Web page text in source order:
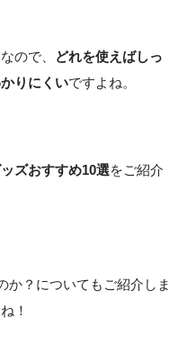
ので、
どれを使えばしっ
りにくいですよね。
ズおすすめ10選をご紹介
か？についてもご紹介しま
！